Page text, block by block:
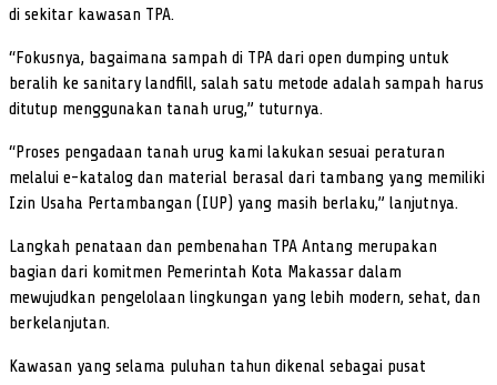
di sekitar kawasan TPA.
“Fokusnya, bagaimana sampah di TPA dari open dumping untuk
beralih ke sanitary landfill, salah satu metode adalah sampah harus
ditutup menggunakan tanah urug,” tuturnya.
“Proses pengadaan tanah urug kami lakukan sesuai peraturan
melalui e-katalog dan material berasal dari tambang yang memiliki
Izin Usaha Pertambangan (IUP) yang masih berlaku,” lanjutnya.
Langkah penataan dan pembenahan TPA Antang merupakan
bagian dari komitmen Pemerintah Kota Makassar dalam
mewujudkan pengelolaan lingkungan yang lebih modern, sehat, dan
berkelanjutan.
Kawasan yang selama puluhan tahun dikenal sebagai pusat